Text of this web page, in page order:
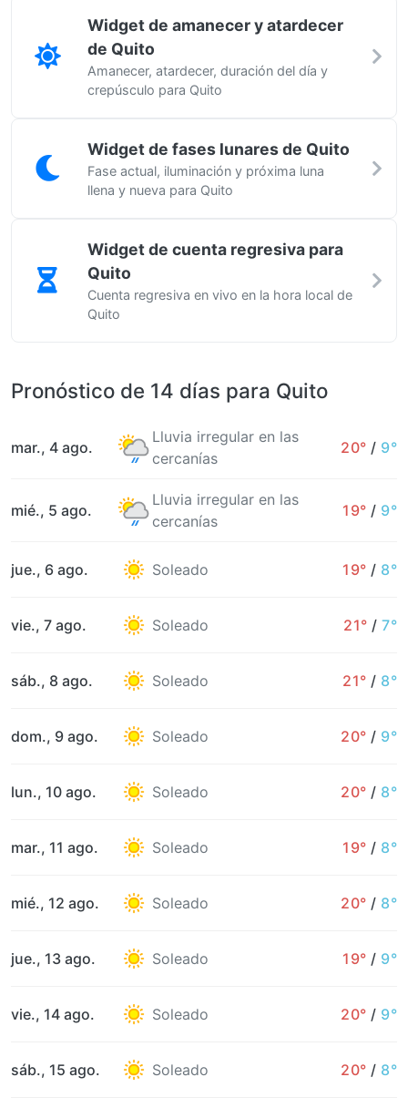
Widget de amanecer y atardecer
de Quito
Amanecer, atardecer, duración del día y
crepúsculo para Quito
Widget de fases lunares de Quito
Fase actual, iluminación y próxima luna
llena y nueva para Quito
Widget de cuenta regresiva para
Quito
Cuenta regresiva en vivo en la hora local de
Quito
Pronóstico de 14 días para Quito
mar., 4 ago.
Lluvia irregular en las
cercanías
20° / 9°
mié., 5 ago.
Lluvia irregular en las
cercanías
19° / 9°
jue., 6 ago. Soleado 19° / 8°
vie., 7 ago. Soleado 21° / 7°
sáb., 8 ago. Soleado 21° / 8°
dom., 9 ago. Soleado 20° / 9°
lun., 10 ago. Soleado 20° / 8°
mar., 11 ago. Soleado 19° / 8°
mié., 12 ago. Soleado 20° / 8°
jue., 13 ago. Soleado 19° / 9°
vie., 14 ago. Soleado 20° / 9°
sáb., 15 ago. Soleado 20° / 8°